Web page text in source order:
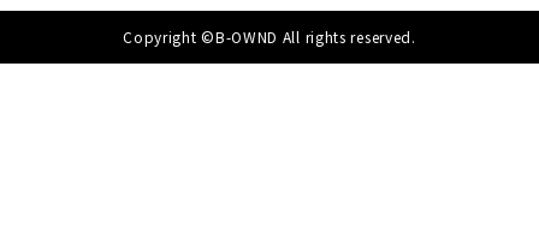
Copyright ©B-OWND All rights reserved.